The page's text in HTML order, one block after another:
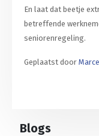
En laat dat beetje
betreffende
seniorenregeling.
Geplaatst door
Blogs